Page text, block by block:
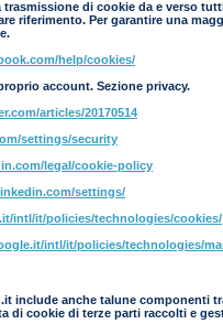
di cookie da e verso
riferimento. Per garantire una
help/cookies/
account. Sezione privacy.
articles/20170514
settings/security
legal/cookie-policy
settings/
intl/it/policies/technologies/cookies/
intl/it/policies/technologies/
include anche talune
di cookie di terze parti raccolti e